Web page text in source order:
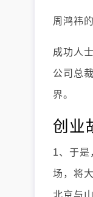
周鸿祎
成功人
公司总
界。
创业
1、于是
场，将
北京与